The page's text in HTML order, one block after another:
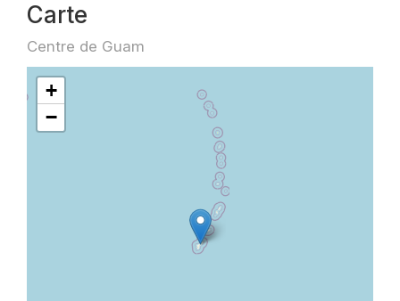
Carte
Centre de Guam
+
−